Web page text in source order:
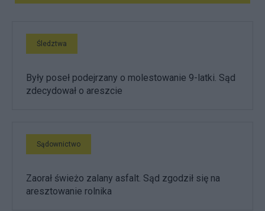
Śledztwa
Były poseł podejrzany o molestowanie 9-latki. Sąd
zdecydował o areszcie
Sądownictwo
Zaorał świeżo zalany asfalt. Sąd zgodził się na
aresztowanie rolnika